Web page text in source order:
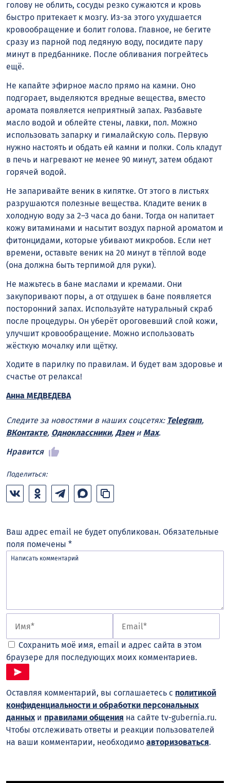
голову не облить, сосуды резко сужаются и кровь
быстро притекает к мозгу. Из-за этого ухудшается
кровообращение и болит голова. Главное, не бегите
сразу из парной под ледяную воду, посидите пару
минут в предбаннике. После обливания погрейтесь
ещё.
Не капайте эфирное масло прямо на камни. Оно
подгорает, выделяются вредные вещества, вместо
аромата появляется неприятный запах. Разбавьте
масло водой и облейте стены, лавки, пол. Можно
использовать запарку и гималайскую соль. Первую
нужно настоять и обдать ей камни и полки. Соль кладут
в печь и нагревают не менее 90 минут, затем обдают
горячей водой.
Не запаривайте веник в кипятке. От этого в листьях
разрушаются полезные вещества. Кладите веник в
холодную воду за 2–3 часа до бани. Тогда он напитает
кожу витаминами и насытит воздух парной ароматом и
фитонцидами, которые убивают микробов. Если нет
времени, оставьте веник на 20 минут в тёплой воде
(она должна быть терпимой для руки).
Не мажьтесь в бане маслами и кремами. Они
закупоривают поры, а от отдушек в бане появляется
посторонний запах. Используйте натуральный скраб
после процедуры. Он уберёт ороговевший слой кожи,
улучшит кровообращение. Можно использовать
жёсткую мочалку или щётку.
Ходите в парилку по правилам. И будет вам здоровье и
счастье от релакса!
Анна МЕДВЕДЕВА
Следите за новостями в наших соцсетях: Telegram,
ВКонтакте, Одноклассники, Дзени Max.
Нравится
Поделиться:
Ваш адрес email не будет опубликован. Обязательные
поля помечены *
Сохранить моё имя, email и адрес сайта в этом
браузере для последующих моих комментариев.
Оставляя комментарий, вы соглашаетесь с политикой
конфиденциальности и обработки персональных
данныхи правилами общения на сайте tv-gubernia.ru.
Чтобы отслеживать ответы и реакции пользователей
на ваши комментарии, необходимо авторизоваться.